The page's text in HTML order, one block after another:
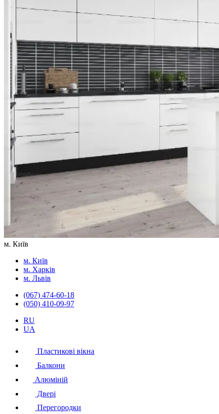
м. Київ
м. Київ
м. Харків
м. Львів
(067) 474-60-18
(050) 410-09-97
RU
UA
Пластикові вікна
Балкони
Алюміній
Двері
Перегородки